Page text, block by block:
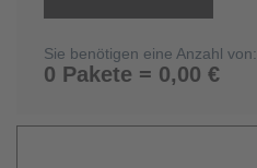
Sie benötigen eine Anzahl von:
0 Pakete = 0,00 €